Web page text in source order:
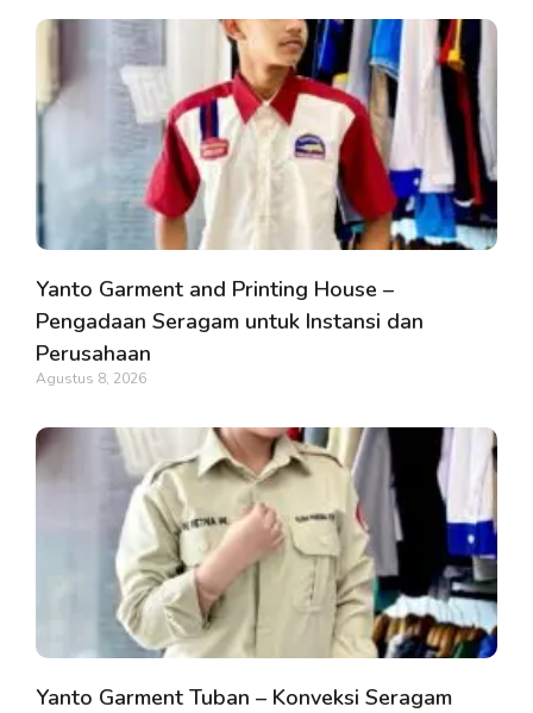
Yanto Garment and Printing House –
Pengadaan Seragam untuk Instansi dan
Perusahaan
Agustus 8, 2026
Yanto Garment Tuban – Konveksi Seragam